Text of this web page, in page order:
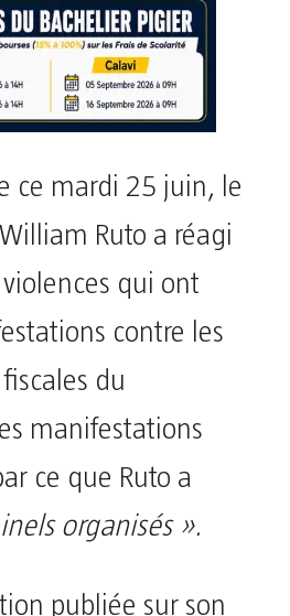
ce mardi 25 juin, le
Ruto a réagi
qui ont
contre les
du
manifestations
ce que Ruto a
organisés ».
publiée sur son